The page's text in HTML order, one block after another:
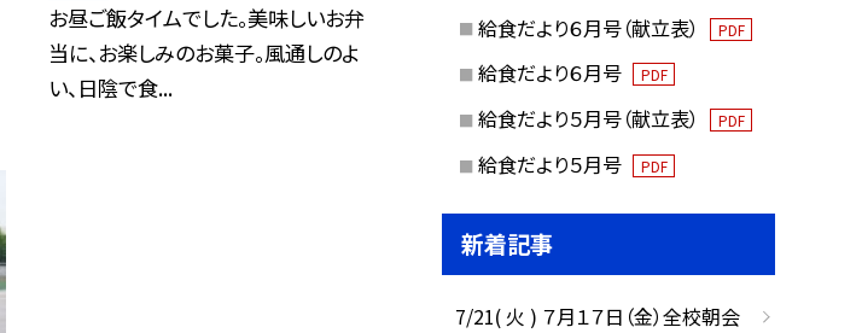
お昼ご飯タイムでした。美味しいお弁
当に、お楽しみのお菓子。風通しのよ
い、日陰で食...
給食だより６月号（献立表） PDF
給食だより６月号 PDF
給食だより５月号（献立表） PDF
給食だより５月号 PDF
新着記事
7/21( 火 ) ７月１７日（金）全校朝会